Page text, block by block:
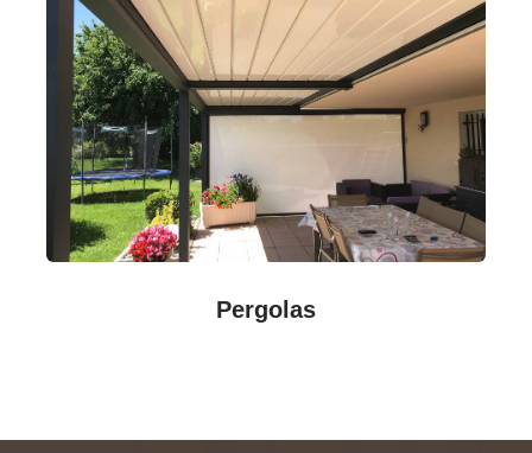
Pergolas